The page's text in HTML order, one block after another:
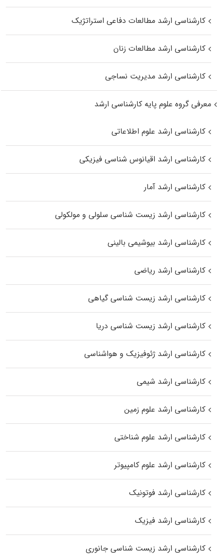
کارشناسی ارشد مطالعات دفاعی استراتژیک
کارشناسی ارشد مطالعات زنان
کارشناسی ارشد مدیریت نساجی
معرفی گروه علوم پایه کارشناسی ارشد
کارشناسی ارشد علوم اطلاعاتی
کارشناسی ارشد اقیانوس‌ شناسی فیزیکی
کارشناسی ارشد آمار
کارشناسی ارشد زیست شناسی سلولی و مولکولی
کارشناسی ارشد بیوشیمی بالینی
کارشناسی ارشد ریاضی
کارشناسی ارشد زیست‌ شناسی گیاهی
کارشناسی ارشد زیست‌ شناسی دریا
کارشناسی ارشد ژئوفیزیک و هواشناسی
کارشناسی ارشد شیمی
کارشناسی ارشد علوم زمین
کارشناسی ارشد علوم شناختی
کارشناسی ارشد علوم کامپیوتر
کارشناسی ارشد فوتونیک
کارشناسی ارشد فیزیک
کارشناسی ارشد زیست‌ شناسی جانوری